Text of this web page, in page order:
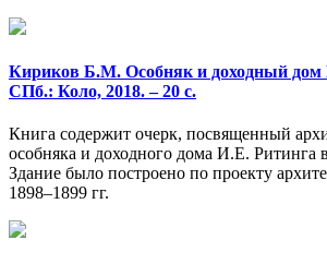
Кириков Б.М. Особняк и доходный дом
СПб.: Коло, 2018. – 20 с.
Книга содержит очерк, посвященный
особняка и доходного дома И.Е. Ритинга
Здание было построено по проекту
1898–1899 гг.